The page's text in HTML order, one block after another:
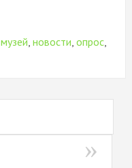
музей, новости, опрос,